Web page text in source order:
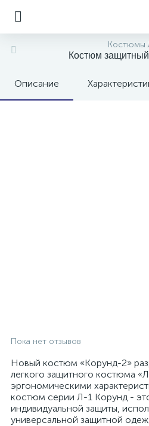
Костюмы
Костюм
Описание
Пока нет отзывов
Новый костюм «Корунд-2»
легкого защитного костюма
эргономическими
костюм серии Л-1 Корунд -
индивидуальной защиты,
универсальной защитной